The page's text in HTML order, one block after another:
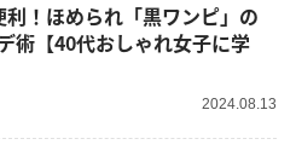
利！ほめられ「黒ワンピ」の
術【40代おしゃれ女子に学
2024.08.13